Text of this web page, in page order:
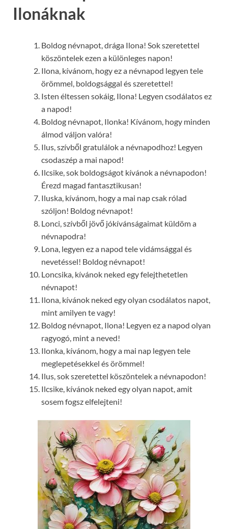
Ilonáknak
Boldog névnapot, drága Ilona! Sok szeretettel
köszöntelek ezen a különleges napon!
Ilona, kívánom, hogy ez a névnapod legyen tele
örömmel, boldogsággal és szeretettel!
Isten éltessen sokáig, Ilona! Legyen csodálatos ez
a napod!
Boldog névnapot, Ilonka! Kívánom, hogy minden
álmod váljon valóra!
Ilus, szívből gratulálok a névnapodhoz! Legyen
csodaszép a mai napod!
Ilcsike, sok boldogságot kívánok a névnapodon!
Érezd magad fantasztikusan!
Iluska, kívánom, hogy a mai nap csak rólad
szóljon! Boldog névnapot!
Lonci, szívből jövő jókívánságaimat küldöm a
névnapodra!
Lona, legyen ez a napod tele vidámsággal és
nevetéssel! Boldog névnapot!
Loncsika, kívánok neked egy felejthetetlen
névnapot!
Ilona, kívánok neked egy olyan csodálatos napot,
mint amilyen te vagy!
Boldog névnapot, Ilona! Legyen ez a napod olyan
ragyogó, mint a neved!
Ilonka, kívánom, hogy a mai nap legyen tele
meglepetésekkel és örömmel!
Ilus, sok szeretettel köszöntelek a névnapodon!
Ilcsike, kívánok neked egy olyan napot, amit
sosem fogsz elfelejteni!